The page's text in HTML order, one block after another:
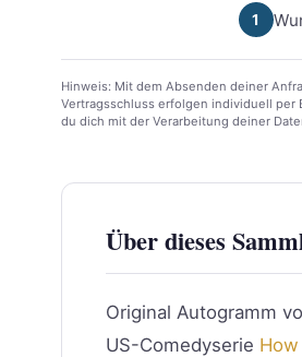
1
Hinweis: Mit dem Absenden deiner
Vertragsschluss erfolgen individuell per
du dich mit der Verarbeitung deiner
Über dieses
Original Autogramm
US-Comedyserie